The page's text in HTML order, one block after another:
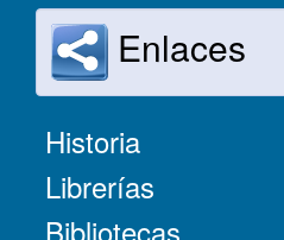
Enlaces
Historia
Librerías
Bibliotecas